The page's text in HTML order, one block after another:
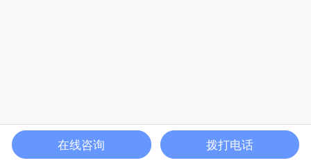
电话咨询 产品中心
在线咨询 拨打电话